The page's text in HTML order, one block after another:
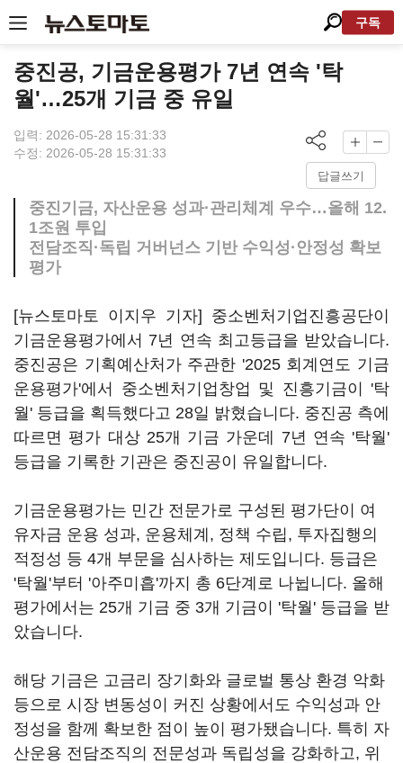
구독
중진공, 기금운용평가 7년 연속 '탁
월'…25개 기금 중 유일
입력: 2026-05-28 15:31:33
수정: 2026-05-28 15:31:33
답글쓰기
중진기금, 자산운용 성과·관리체계 우수…올해 12.
1조원 투입
전담조직·독립 거버넌스 기반 수익성·안정성 확보
평가
[뉴스토마토 이지우 기자] 중소벤처기업진흥공단이
기금운용평가에서 7년 연속 최고등급을 받았습니다.
중진공은 기획예산처가 주관한 '2025 회계연도 기금
운용평가'에서 중소벤처기업창업 및 진흥기금이 '탁
월' 등급을 획득했다고 28일 밝혔습니다. 중진공 측에
따르면 평가 대상 25개 기금 가운데 7년 연속 '탁월'
등급을 기록한 기관은 중진공이 유일합니다.
기금운용평가는 민간 전문가로 구성된 평가단이 여
유자금 운용 성과, 운용체계, 정책 수립, 투자집행의
적정성 등 4개 부문을 심사하는 제도입니다. 등급은
'탁월'부터 '아주미흡'까지 총 6단계로 나뉩니다. 올해
평가에서는 25개 기금 중 3개 기금이 '탁월' 등급을 받
았습니다.
해당 기금은 고금리 장기화와 글로벌 통상 환경 악화
등으로 시장 변동성이 커진 상황에서도 수익성과 안
정성을 함께 확보한 점이 높이 평가됐습니다. 특히 자
산운용 전담조직의 전문성과 독립성을 강화하고, 위